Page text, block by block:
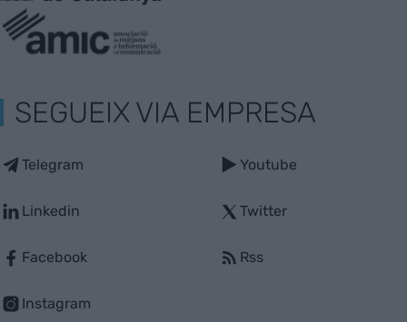
SEGUEIX VIA EMPRESA
Telegram
Linkedin
Facebook
Instagram
Youtube
Twitter
Rss